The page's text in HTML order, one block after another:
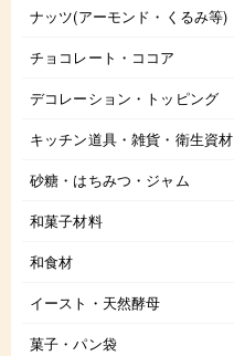
ナッツ(アーモンド・くるみ等)
チョコレート・ココア
デコレーション・トッピング
キッチン道具・雑貨・衛生資材
砂糖・はちみつ・ジャム
和菓子材料
和食材
イースト・天然酵母
菓子・パン袋